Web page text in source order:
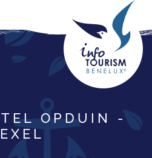
OPDUIN -